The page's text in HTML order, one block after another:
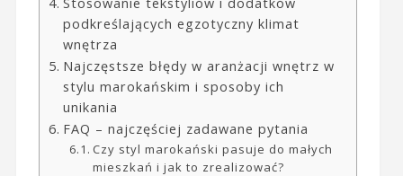
podkreślających egzotyczny klimat
wnętrza
Najczęstsze błędy w aranżacji wnętrz w
stylu marokańskim i sposoby ich
unikania
FAQ – najczęściej zadawane pytania
Czy styl marokański pasuje do małych
mieszkań i jak to zrealizować?